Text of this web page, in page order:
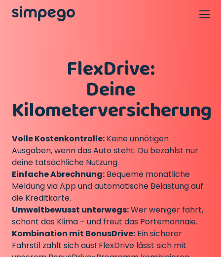
FlexDrive:
Deine
Kilometerversicherung
Volle Kostenkontrolle: Keine unnötigen
Ausgaben, wenn das Auto steht. Du bezahlst nur
deine tatsächliche Nutzung.
Einfache Abrechnung: Bequeme monatliche
Meldung via App und automatische Belastung auf
die Kreditkarte.
Umweltbewusst unterwegs:Wer weniger fährt,
schont das Klima – und freut das Portemonnaie.
Kombination mit BonusDrive: Ein sicherer
Fahrstil zahlt sich aus! FlexDrive lässt sich mit